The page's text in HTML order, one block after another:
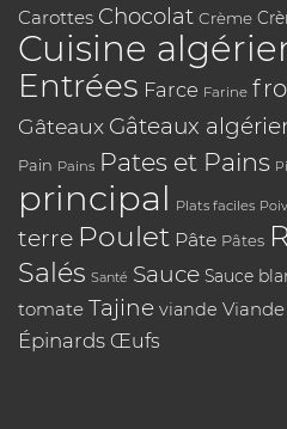
Carottes Chocolat Crème
Cuisine
Entrées Farce Farine
Gâteaux Gâteaux
Pain Pains Pates et Pains
principal Plats faciles
terre Poulet Pâte Pâtes
Salés Santé Sauce Sauce
tomate Tajine viande
Épinards Œufs